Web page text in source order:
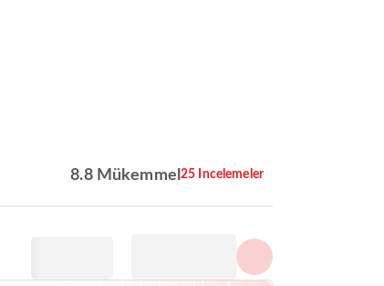
8.8 Mükemmel25 Incelemeler